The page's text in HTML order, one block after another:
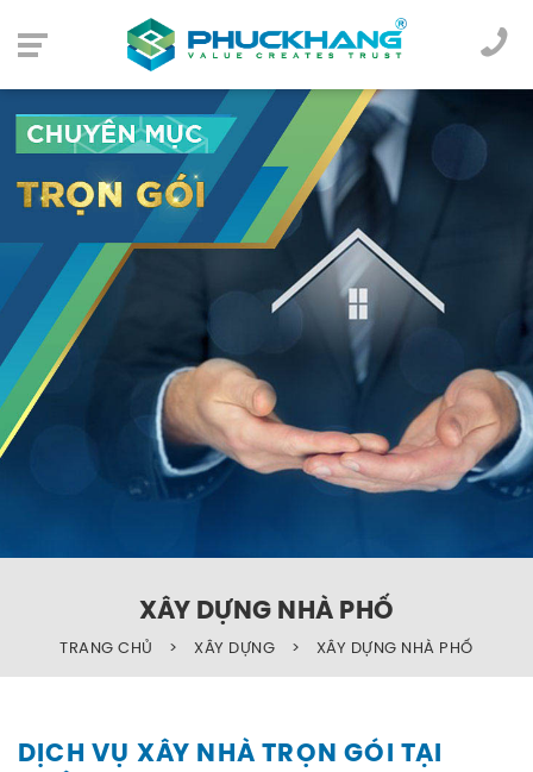
XÂY DỰNG NHÀ PHỐ
TRANG CHỦ > XÂY DỰNG > XÂY DỰNG NHÀ PHỐ
DỊCH VỤ XÂY NHÀ TRỌN GÓI TẠI